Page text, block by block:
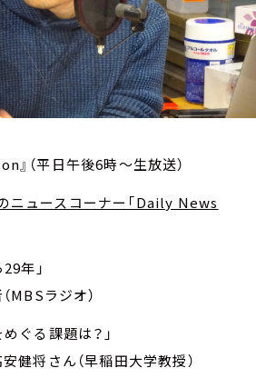
（平日午後6時～生放送）
ニュースコーナー「Daily News
年」
MBSラジオ）
ぐる課題は？」
健将さん（早稲田大学教授）